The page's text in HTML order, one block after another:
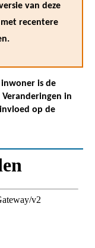
van deze
recentere
is de
in
op de